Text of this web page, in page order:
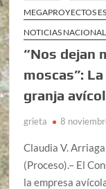
MEGAPROYECTOS
NOTICIAS
“Nos dejan
moscas”:
granja
grieta 8
Claudia V.
(Proceso).– El
la empresa